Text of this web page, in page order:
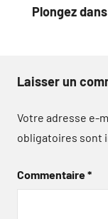
Plongez
Laisser un
Votre adresse e-
obligatoires sont
Commentaire*